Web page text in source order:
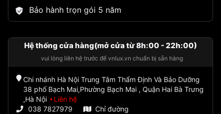
Bảo hành trọn gói 5 năm
Hệ thống cửa hàng(mở cửa từ 8h:00 - 22h:00)
vui lòng liên hệ trước để vnlux.vn chuẩn bị sẵn hàng
Chi nhánh Hà Nội Trung Tâm Thẩm Định Và Bảo Dưỡng
38 phố Bạch Mai,Phường Bạch Mai , Quận Hai Bà Trưng
,Hà Nội
Liên hệ
038 7827979
Chỉ đường